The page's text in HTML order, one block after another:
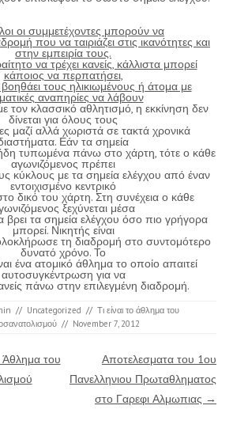
οι συμμετέχοντες μπορούν να
που να ταιριάζει στις ικανότητες και
στην εμπειρία τους.
να τρέχει κανείς, κάλλιστα μπορεί
κάποιος να περπατήσει,
τους ηλικιωμένους ή άτομα με
αναπηρίες να λάβουν
τον κλασσικό αθλητισμό, η εκκίνηση δεν
δίνεται για όλους τους
μαζί αλλά χωριστά σε τακτά χρονικά
Εάν τα σημεία
ήδη τυπωμένα πάνω στο χάρτη, τότε ο κάθε
αγωνιζόμενος πρέπει
κύκλους με τα σημεία ελέγχου από έναν
εντοιχισμένο κεντρικό
δικό του χάρτη. Στη συνέχεια ο κάθε
ξεχύνεται μέσα
βρει τα σημεία ελέγχου όσο πιο γρήγορα
μπορεί. Νικητής είναι
τη διαδρομή στο συντομότερο
δυνατό χρόνο. Το
ένα ατομικό άθλημα το οποίο απαιτεί
αυτοσυγκέντρωση για να
πάνω στην επιλεγμένη διαδρομή.
// Uncategorized // Τι είναι το άθλημα του
// November 7, 2012
Άθλημα του
Αποτελεσματα του 1ου
Πανελληνιου Πρωταθληματος
στο Γαρεφι Αλμωπιας →